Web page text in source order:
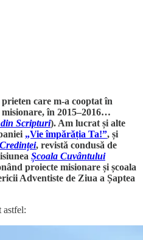
care m-a cooptat în
în 2015–2016…
Scripturi). Am lucrat și alte
„Vie împărăția Ta!”, și
, revistă condusă de
Școala Cuvântului
proiecte misionare și școala
Adventiste de Ziua a Șaptea
astfel: